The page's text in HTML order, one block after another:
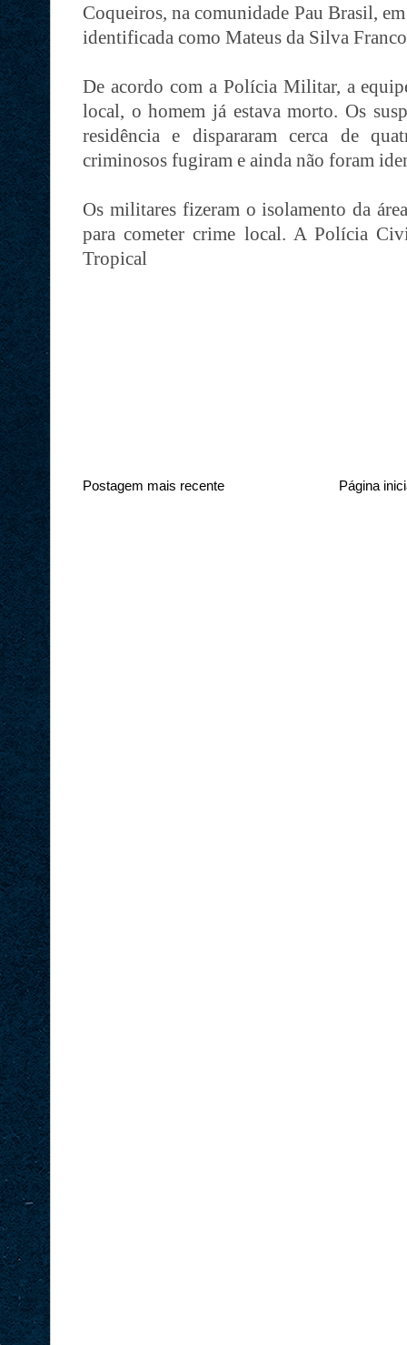
Coqueiros, na comunidade Pau Brasil,
identificada como Mateus da Silva
De acordo com a Polícia Militar, a
local, o homem já estava morto. Os
residência e dispararam cerca de
criminosos fugiram e ainda não foram
Os militares fizeram o isolamento da
para cometer crime local. A Polícia
Tropical
Postagem mais recente Página